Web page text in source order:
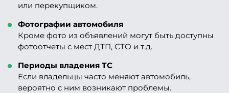
или перекупщиком.
Фотографии автомобиля
Кроме фото из объявлений могут быть доступны
фотоотчеты с мест ДТП, СТО и т.д.
Периоды владения ТС
Если владельцы часто меняют автомобиль,
вероятно с ним возникают проблемы.